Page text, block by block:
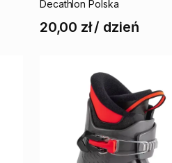
Decathlon Polska
20,00 zł/ dzień